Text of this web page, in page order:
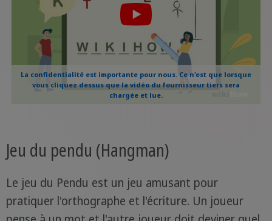
La confidentialité est importante pour nous. Ce n'est que lorsque
vous cliquez dessus que la vidéo du fournisseur tiers sera
chargée et lue.
Jeu du pendu (Hangman)
Le jeu du Pendu est un jeu amusant pour
pratiquer l'orthographe et l'écriture. Un joueur